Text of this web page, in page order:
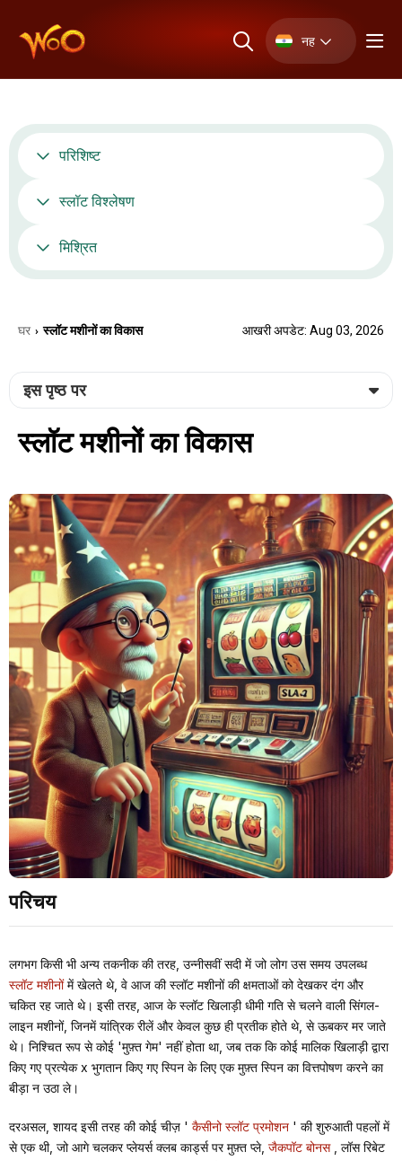
नह
परिशिष्ट
स्लॉट विश्लेषण
मिश्रित
घर › स्लॉट मशीनों का विकास आखरी अपडेट: Aug 03, 2026
इस पृष्ठ पर
स्लॉट मशीनों का विकास
परिचय
लगभग किसी भी अन्य तकनीक की तरह, उन्नीसवीं सदी में जो लोग उस समय उपलब्ध
स्लॉट मशीनोंमें खेलते थे, वे आज की स्लॉट मशीनों की क्षमताओं को देखकर दंग और
चकित रह जाते थे। इसी तरह, आज के स्लॉट खिलाड़ी धीमी गति से चलने वाली सिंगल-
लाइन मशीनों, जिनमें यांत्रिक रीलें और केवल कुछ ही प्रतीक होते थे, से ऊबकर मर जाते
थे। निश्चित रूप से कोई 'मुफ़्त गेम' नहीं होता था, जब तक कि कोई मालिक खिलाड़ी द्वारा
किए गए प्रत्येक x भुगतान किए गए स्पिन के लिए एक मुफ़्त स्पिन का वित्तपोषण करने का
बीड़ा न उठा ले।
दरअसल, शायद इसी तरह की कोई चीज़ ' कैसीनो स्लॉट प्रमोशन ' की शुरुआती पहलों में
से एक थी, जो आगे चलकर प्लेयर्स क्लब कार्ड्स पर मुफ़्त प्ले, जैकपॉट बोनस, लॉस रिबेट